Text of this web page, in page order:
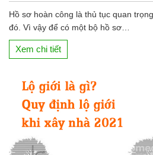
Hồ sơ hoàn công là thủ tục quan
đó. Vì vậy để có một bộ hồ sơ…
Xem chi tiết